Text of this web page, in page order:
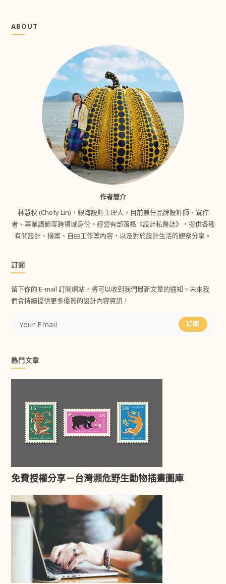
ABOUT
作者簡介
林慧秋 (Chofy Lin)，銀海設計主理人。目前兼任品牌設計師、寫作
者、專業講師等跨領域身份。經營有部落格《設計私房誌》，提供各種
有關設計、接案、自由工作等內容，以及對於設計生活的觀察分享。
訂閱
留下你的 E-mail 訂閱網站，將可以收到我們最新文章的通知。未來我
們會持續提供更多優質的設計內容資訊！
訂閱
熱門文章
免費授權分享－台灣瀕危野生動物插畫圖庫